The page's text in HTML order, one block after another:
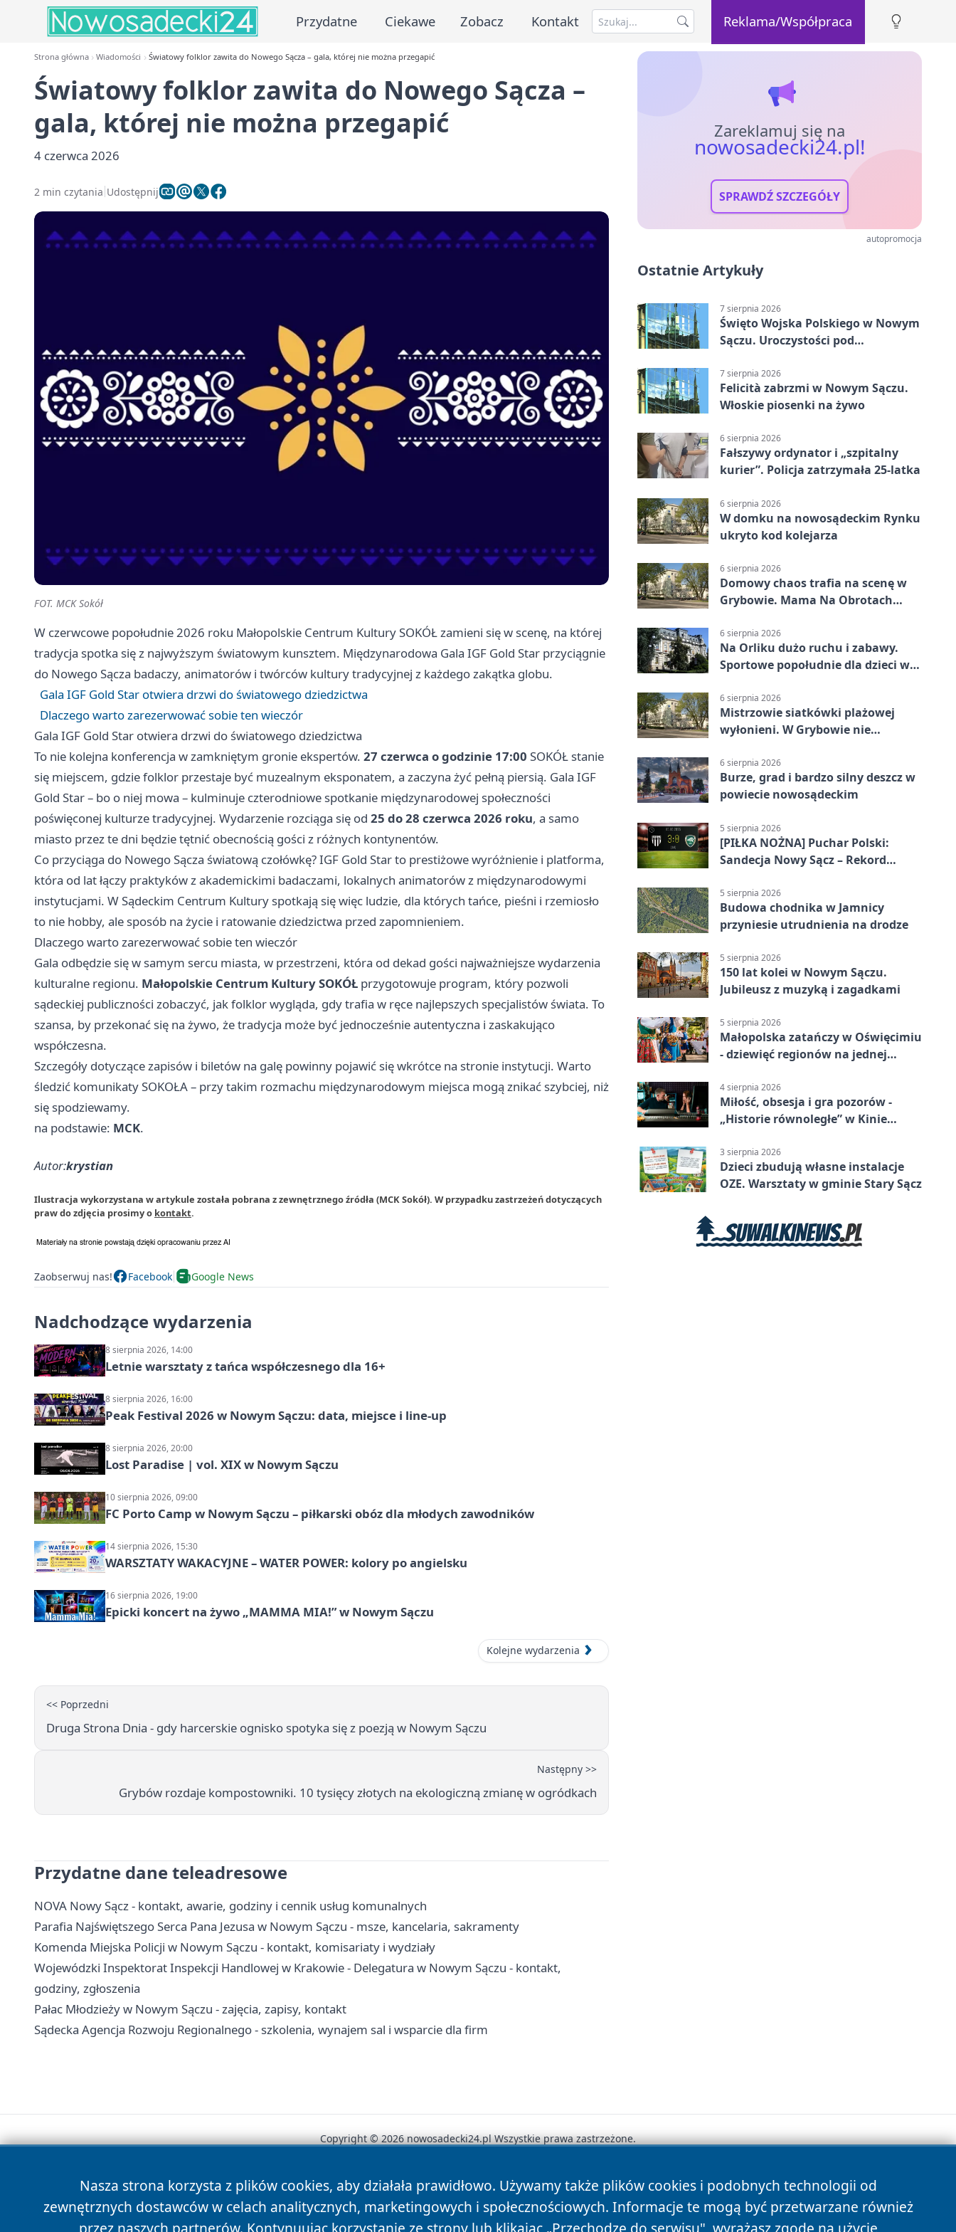
Przydatne Ciekawe Zobacz Kontakt Reklama/Współpraca
Strona główna Wiadomości Światowy folklor zawita do Nowego Sącza – gala, której nie można przegapić
Światowy folklor zawita do Nowego Sącza –
gala, której nie można przegapić
4 czerwca 2026
2 min czytania Udostępnij
FOT. MCK Sokół
W czerwcowe popołudnie 2026 roku Małopolskie Centrum Kultury SOKÓŁ zamieni się w scenę, na której
tradycja spotka się z najwyższym światowym kunsztem. Międzynarodowa Gala IGF Gold Star przyciągnie
do Nowego Sącza badaczy, animatorów i twórców kultury tradycyjnej z każdego zakątka globu.
Gala IGF Gold Star otwiera drzwi do światowego dziedzictwa
Dlaczego warto zarezerwować sobie ten wieczór
Gala IGF Gold Star otwiera drzwi do światowego dziedzictwa
To nie kolejna konferencja w zamkniętym gronie ekspertów. 27 czerwca o godzinie 17:00 SOKÓŁ stanie
się miejscem, gdzie folklor przestaje być muzealnym eksponatem, a zaczyna żyć pełną piersią. Gala IGF
Gold Star – bo o niej mowa – kulminuje czterodniowe spotkanie międzynarodowej społeczności
poświęconej kulturze tradycyjnej. Wydarzenie rozciąga się od 25 do 28 czerwca 2026 roku, a samo
miasto przez te dni będzie tętnić obecnością gości z różnych kontynentów.
Co przyciąga do Nowego Sącza światową czołówkę? IGF Gold Star to prestiżowe wyróżnienie i platforma,
która od lat łączy praktyków z akademickimi badaczami, lokalnych animatorów z międzynarodowymi
instytucjami. W Sądeckim Centrum Kultury spotkają się więc ludzie, dla których tańce, pieśni i rzemiosło
to nie hobby, ale sposób na życie i ratowanie dziedzictwa przed zapomnieniem.
Dlaczego warto zarezerwować sobie ten wieczór
Gala odbędzie się w samym sercu miasta, w przestrzeni, która od dekad gości najważniejsze wydarzenia
kulturalne regionu. Małopolskie Centrum Kultury SOKÓŁ przygotowuje program, który pozwoli
sądeckiej publiczności zobaczyć, jak folklor wygląda, gdy trafia w ręce najlepszych specjalistów świata. To
szansa, by przekonać się na żywo, że tradycja może być jednocześnie autentyczna i zaskakująco
współczesna.
Szczegóły dotyczące zapisów i biletów na galę powinny pojawić się wkrótce na stronie instytucji. Warto
śledzić komunikaty SOKOŁA – przy takim rozmachu międzynarodowym miejsca mogą znikać szybciej, niż
się spodziewamy.
na podstawie: MCK.
Autor:krystian
Ilustracja wykorzystana w artykule została pobrana z zewnętrznego źródła (MCK Sokół). W przypadku zastrzeżeń dotyczących
praw do zdjęcia prosimy o kontakt.
Zaobserwuj nas! Facebook Google News
Nadchodzące wydarzenia
8 sierpnia 2026, 14:00
Letnie warsztaty z tańca współczesnego dla 16+
8 sierpnia 2026, 16:00
Peak Festival 2026 w Nowym Sączu: data, miejsce i line-up
8 sierpnia 2026, 20:00
Lost Paradise | vol. XIX w Nowym Sączu
10 sierpnia 2026, 09:00
FC Porto Camp w Nowym Sączu – piłkarski obóz dla młodych zawodników
14 sierpnia 2026, 15:30
WARSZTATY WAKACYJNE – WATER POWER: kolory po angielsku
16 sierpnia 2026, 19:00
Epicki koncert na żywo „MAMMA MIA!” w Nowym Sączu
Kolejne wydarzenia
<< Poprzedni
Druga Strona Dnia - gdy harcerskie ognisko spotyka się z poezją w Nowym Sączu
Następny >>
Grybów rozdaje kompostowniki. 10 tysięcy złotych na ekologiczną zmianę w ogródkach
Przydatne dane teleadresowe
NOVA Nowy Sącz - kontakt, awarie, godziny i cennik usług komunalnych
Parafia Najświętszego Serca Pana Jezusa w Nowym Sączu - msze, kancelaria, sakramenty
Komenda Miejska Policji w Nowym Sączu - kontakt, komisariaty i wydziały
Wojewódzki Inspektorat Inspekcji Handlowej w Krakowie - Delegatura w Nowym Sączu - kontakt,
godziny, zgłoszenia
Pałac Młodzieży w Nowym Sączu - zajęcia, zapisy, kontakt
Sądecka Agencja Rozwoju Regionalnego - szkolenia, wynajem sal i wsparcie dla firm
Zareklamuj się na
nowosadecki24.pl!
SPRAWDŹ SZCZEGÓŁY
autopromocja
Ostatnie Artykuły
7 sierpnia 2026
Święto Wojska Polskiego w Nowym
Sączu. Uroczystości pod
7 sierpnia 2026
Felicità zabrzmi w Nowym Sączu.
Włoskie piosenki na żywo
6 sierpnia 2026
Fałszywy ordynator i „szpitalny
kurier”. Policja zatrzymała 25-latka
6 sierpnia 2026
W domku na nowosądeckim Rynku
ukryto kod kolejarza
6 sierpnia 2026
Domowy chaos trafia na scenę w
Grybowie. Mama Na Obrotach
6 sierpnia 2026
Na Orliku dużo ruchu i zabawy.
Sportowe popołudnie dla dzieci w
6 sierpnia 2026
Mistrzowie siatkówki plażowej
wyłonieni. W Grybowie nie
6 sierpnia 2026
Burze, grad i bardzo silny deszcz w
powiecie nowosądeckim
5 sierpnia 2026
[PIŁKA NOŻNA] Puchar Polski:
Sandecja Nowy Sącz – Rekord
5 sierpnia 2026
Budowa chodnika w Jamnicy
przyniesie utrudnienia na drodze
5 sierpnia 2026
150 lat kolei w Nowym Sączu.
Jubileusz z muzyką i zagadkami
5 sierpnia 2026
Małopolska zatańczy w Oświęcimiu
- dziewięć regionów na jednej
4 sierpnia 2026
Miłość, obsesja i gra pozorów -
„Historie równoległe” w Kinie
3 sierpnia 2026
Dzieci zbudują własne instalacje
OZE. Warsztaty w gminie Stary Sącz
Nasza strona korzysta z plików cookies, aby działała prawidłowo. Używamy także plików cookies i podobnych technologii od
zewnętrznych dostawców w celach analitycznych, marketingowych i społecznościowych. Informacje te mogą być przetwarzane również
przez naszych partnerów. Kontynuując korzystanie ze strony lub klikając „Przechodzę do serwisu", wyrażasz zgodę na użycie
Copyright © 2026 nowosadecki24.pl Wszystkie prawa zastrzeżone.
News Autorzy Polityka Prywatności Polityka Cookies